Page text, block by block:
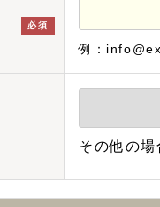
必須
例：
その他の場